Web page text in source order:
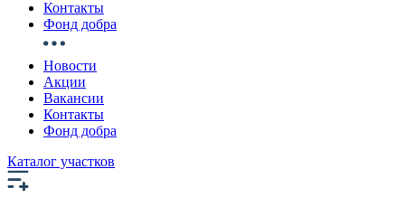
Контакты
Фонд добра
Новости
Акции
Вакансии
Контакты
Фонд добра
Каталог участков